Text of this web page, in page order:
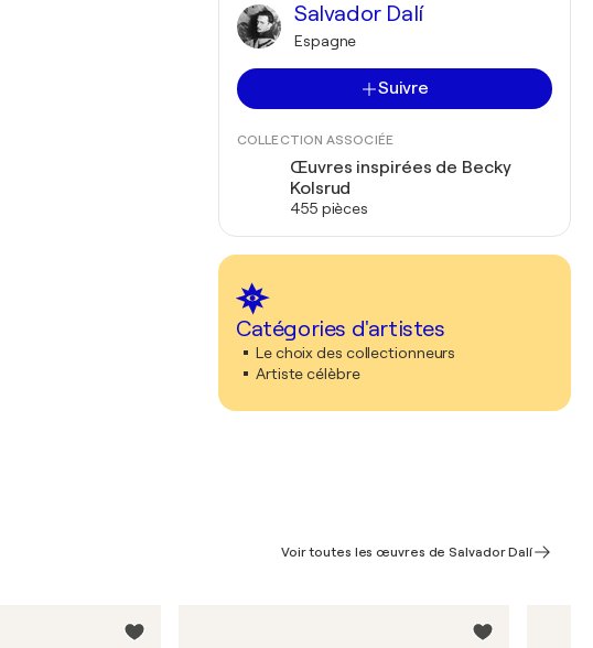
Salvador Dalí
Espagne
Suivre
COLLECTION ASSOCIÉE
Œuvres inspirées de Becky
Kolsrud
455 pièces
Catégories d'artistes
Le choix des collectionneurs
Artiste célèbre
Voir toutes les œuvres de Salvador Dalí